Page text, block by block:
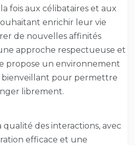
la fois aux célibataires et aux
enrichir leur vie
de nouvelles affinités
approche respectueuse et
propose un environnement
bienveillant pour permettre
librement.
qualité des interactions, avec
efficace et une